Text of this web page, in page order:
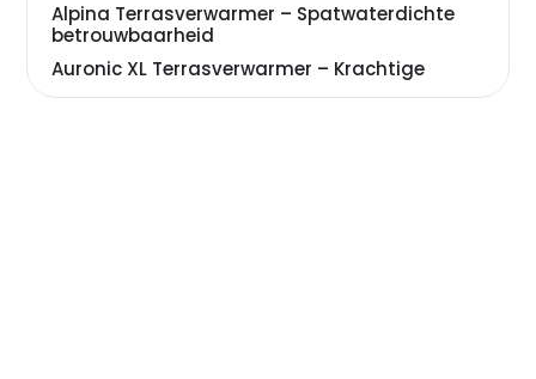
Alpina Terrasverwarmer – Spatwaterdichte
betrouwbaarheid
Auronic XL Terrasverwarmer – Krachtige